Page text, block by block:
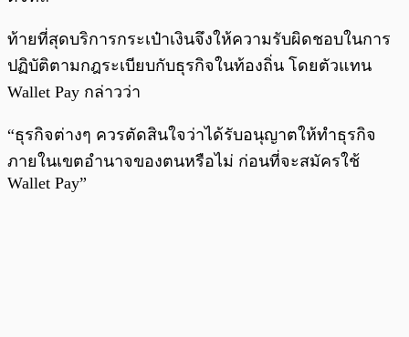
ท้ายที่สุดบริการกระเป๋าเงินจึงให้ความรับผิดชอบในการ
ปฏิบัติตามกฎระเบียบกับธุรกิจในท้องถิ่น โดยตัวแทน
Wallet Pay กล่าวว่า
“ธุรกิจต่างๆ ควรตัดสินใจว่าได้รับอนุญาตให้ทำธุรกิจ
ภายในเขตอำนาจของตนหรือไม่ ก่อนที่จะสมัครใช้
Wallet Pay”